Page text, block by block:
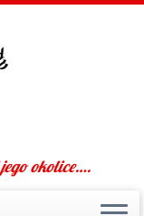
okolice….